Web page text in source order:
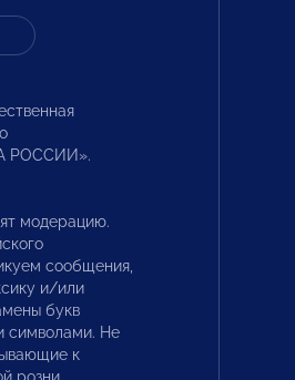
РОССИИ».
модерацию.
сообщения,
и/или
букв
символами. Не
к